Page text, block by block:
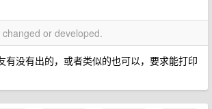
or developed.
没有出的，或者类似的也可以，要求能打印